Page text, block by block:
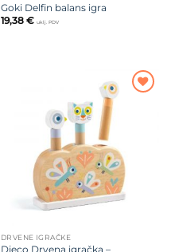
Goki Delfin balans igra
19,38 € uklj. PDV
DRVENE IGRAČKE
Djeco Drvena igračka –